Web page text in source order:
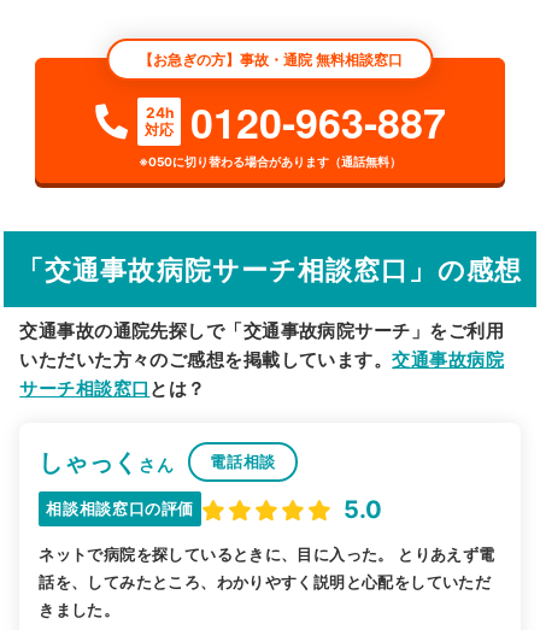
検索する
詳細条件で絞り込む
その他の検索方法
駅から探す 院名から探す
【お急ぎの方】事故・通院 無料相談窓口
24h
対応
0120-963-887
※050に切り替わる場合があります（通話無料）
「交通事故病院サーチ相談窓口」の感想
交通事故の通院先探しで「交通事故病院サーチ」をご利用
いただいた方々のご感想を掲載しています。交通事故病院
サーチ相談窓口 とは？
しゃっく さん 電話相談
相談相談窓口の評価 5.0
ネットで病院を探しているときに、目に入った。 とりあえず電
話を、してみたところ、わかりやすく説明と心配をしていただ
きました。